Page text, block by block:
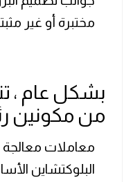
مختبرة أو غير
بشكل عام ،
من مكونين
معاملات معالجة
البلوكتشاين